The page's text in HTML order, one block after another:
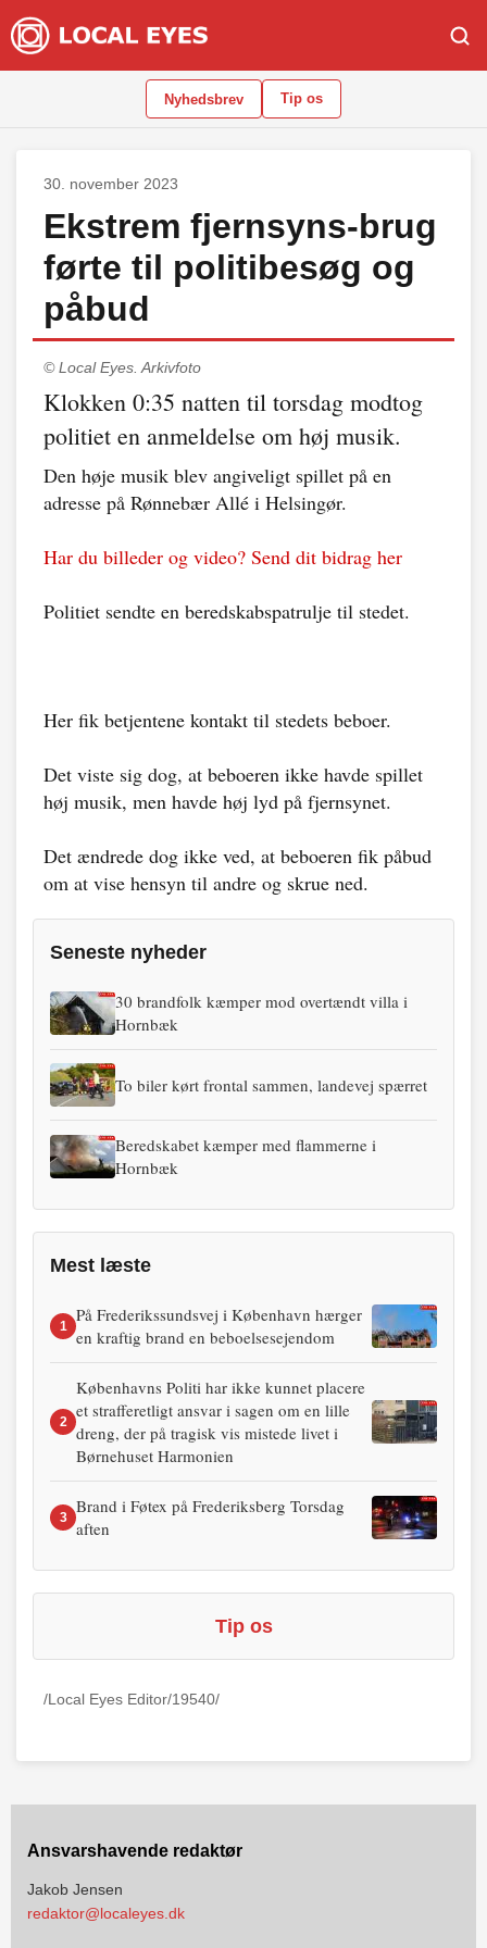
Nyhedsbrev Tip os
30. november 2023
Ekstrem fjernsyns-brug
førte til politibesøg og
påbud
© Local Eyes. Arkivfoto
Klokken 0:35 natten til torsdag modtog
politiet en anmeldelse om høj musik.
Den høje musik blev angiveligt spillet på en
adresse på Rønnebær Allé i Helsingør.
Har du billeder og video? Send dit bidrag her
Politiet sendte en beredskabspatrulje til stedet.
Her fik betjentene kontakt til stedets beboer.
Det viste sig dog, at beboeren ikke havde spillet
høj musik, men havde høj lyd på fjernsynet.
Det ændrede dog ikke ved, at beboeren fik påbud
om at vise hensyn til andre og skrue ned.
Seneste nyheder
30 brandfolk kæmper mod overtændt villa i
Hornbæk
To biler kørt frontal sammen, landevej spærret
Beredskabet kæmper med flammerne i
Hornbæk
Mest læste
1
På Frederikssundsvej i København hærger
en kraftig brand en beboelsesejendom
2
Københavns Politi har ikke kunnet placere
et strafferetligt ansvar i sagen om en lille
dreng, der på tragisk vis mistede livet i
Børnehuset Harmonien
3
Brand i Føtex på Frederiksberg Torsdag
aften
Tip os
/Local Eyes Editor/19540/
Ansvarshavende redaktør
Jakob Jensen
redaktor@localeyes.dk